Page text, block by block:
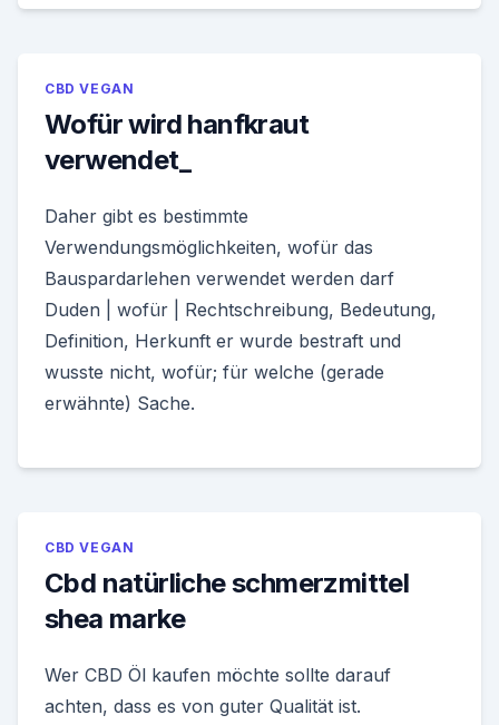
CBD VEGAN
Wofür wird hanfkraut
verwendet_
Daher gibt es bestimmte
Verwendungsmöglichkeiten, wofür das
Bauspardarlehen verwendet werden darf
Duden | wofür | Rechtschreibung, Bedeutung,
Definition, Herkunft er wurde bestraft und
wusste nicht, wofür; für welche (gerade
erwähnte) Sache.
CBD VEGAN
Cbd natürliche schmerzmittel
shea marke
Wer CBD Öl kaufen möchte sollte darauf
achten, dass es von guter Qualität ist.